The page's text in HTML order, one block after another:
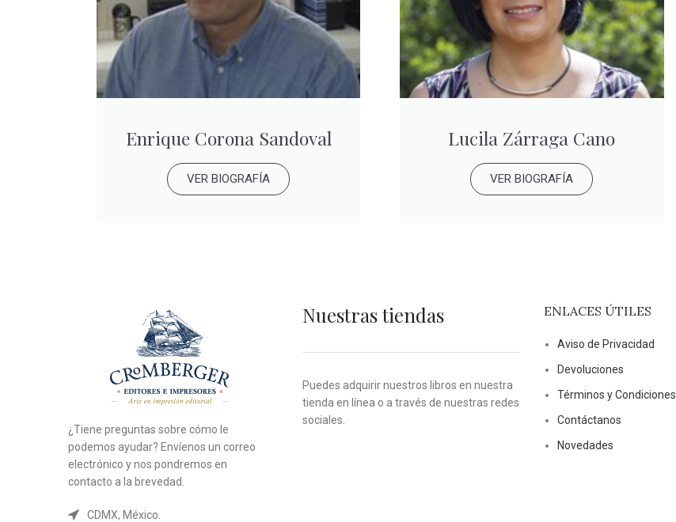
Enrique Corona Sandoval
VER BIOGRAFÍA
Lucila Zárraga Cano
VER BIOGRAFÍA
¿Tiene preguntas sobre cómo le
podemos ayudar? Envíenos un correo
electrónico y nos pondremos en
contacto a la brevedad.
CDMX, México.
Nuestras tiendas
Puedes adquirir nuestros libros en nuestra
tienda en línea o a través de nuestras redes
sociales.
ENLACES ÚTILES
Aviso de Privacidad
Devoluciones
Términos y Condiciones
Contáctanos
Novedades